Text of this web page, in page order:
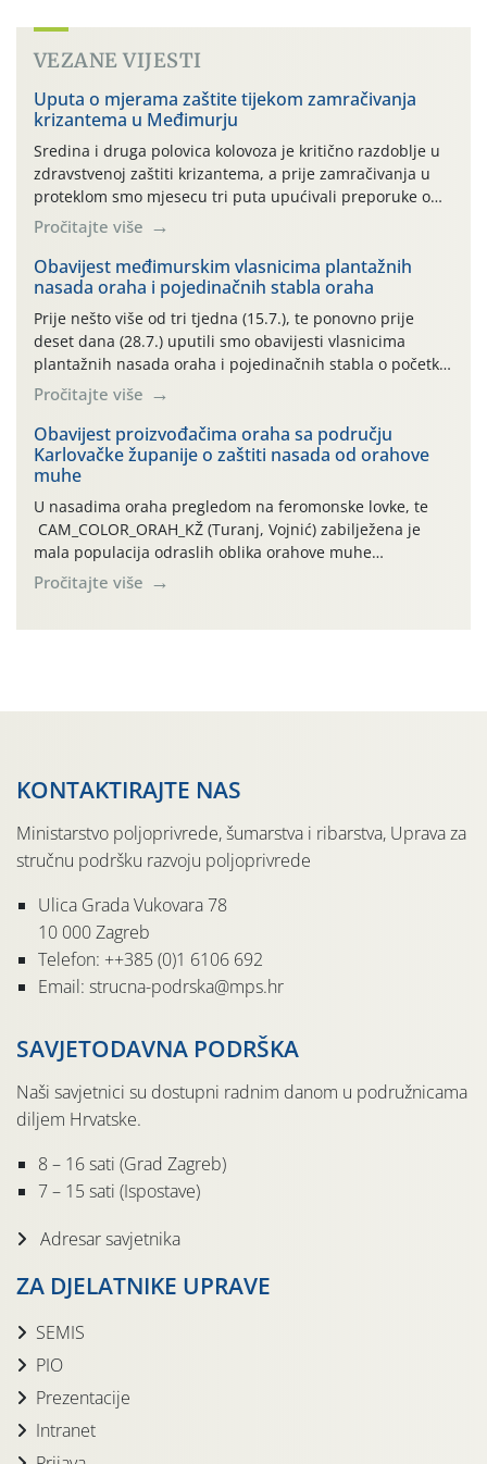
VEZANE VIJESTI
Uputa o mjerama zaštite tijekom zamračivanja
krizantema u Međimurju
Sredina i druga polovica kolovoza je kritično razdoblje u
zdravstvenoj zaštiti krizantema, a prije zamračivanja u
proteklom smo mjesecu tri puta upućivali preporuke o
preventivnim mjerama zaštite krizantema od najčešćih
uzročnika bolesti, štetnika i fito-fagnih grinja (23.7., 14.7.,
06.7.)! Na početku ovog mjeseca je zabilježeno je
povijesno i ekstremno vruće meteorološko razdoblje, uz
najviše temperature […]
Pročitajte više
Obavijest međimurskim vlasnicima plantažnih
nasada oraha i pojedinačnih stabla oraha
Prije nešto više od tri tjedna (15.7.), te ponovno prije
deset dana (28.7.) uputili smo obavijesti vlasnicima
plantažnih nasada oraha i pojedinačnih stabla o početku
leta i ovogodišnjoj potrebi usmjerenog suzbijanja
orahove muhe (Rhagoletis completa)! Već dvanaest dana
traje drugi ovogodišnji “toplinski udar”, koji naročito
izražen zadnja šest dana (31.7.-05.8.), jer najviše
temperature zraka svakodnevno […]
Pročitajte više
Obavijest proizvođačima oraha sa području
Karlovačke županije o zaštiti nasada od orahove
muhe
U nasadima oraha pregledom na feromonske lovke, te
CAM_COLOR_ORAH_KŽ (Turanj, Vojnić) zabilježena je
mala populacija odraslih oblika orahove muhe
(Rhagoletis completa). Niska brojnost može se objasniti
činjenicom da je riječ o mladim nasadima s vrlo malim
Pročitajte više
KONTAKTIRAJTE NAS
Ministarstvo poljoprivrede, šumarstva i ribarstva, Uprava za
stručnu podršku razvoju poljoprivrede
Ulica Grada Vukovara 78
10 000 Zagreb
Telefon: ++385 (0)1 6106 692
Email: strucna-podrska@mps.hr
SAVJETODAVNA PODRŠKA
Naši savjetnici su dostupni radnim danom u podružnicama
diljem Hrvatske.
8 – 16 sati (Grad Zagreb)
7 – 15 sati (Ispostave)
Adresar savjetnika
ZA DJELATNIKE UPRAVE
SEMIS
PIO
Prezentacije
Intranet